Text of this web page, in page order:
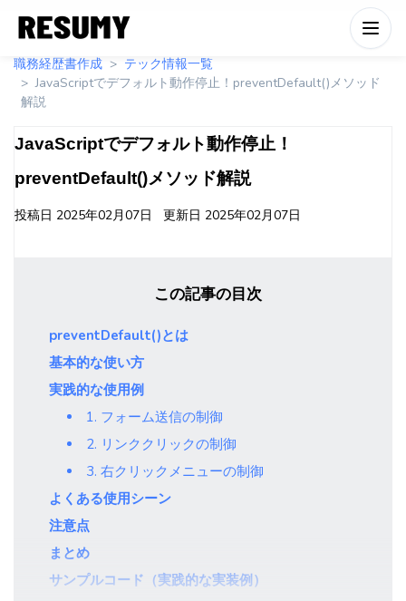
職務経歴書作成
テック情報一覧
JavaScriptでデフォルト動作停止！preventDefault()メソッド
解説
JavaScriptでデフォルト動作停止！
preventDefault()メソッド解説
投稿日 2025年02月07日 更新日 2025年02月07日
この記事の目次
preventDefault()とは
基本的な使い方
実践的な使用例
1. フォーム送信の制御
2. リンククリックの制御
3. 右クリックメニューの制御
よくある使用シーン
注意点
まとめ
サンプルコード（実践的な実装例）